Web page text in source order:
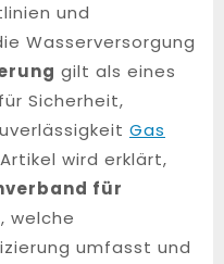
und
Wasserversorgung
gilt als eines
Sicherheit,
Gas
wird erklärt,
für
welche
umfasst und